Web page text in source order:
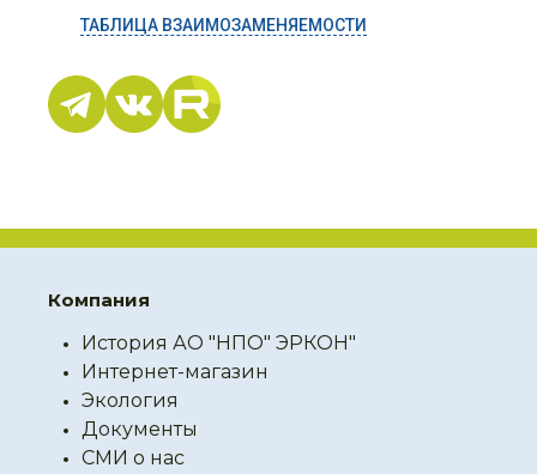
ТАБЛИЦА ВЗАИМОЗАМЕНЯЕМОСТИ
Компания
История АО "НПО" ЭРКОН"
Интернет-магазин
Экология
Документы
СМИ о нас